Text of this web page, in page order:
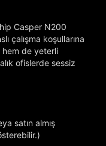
Casper N200
çalışma koşullarına
hem de yeterli
ofislerde sessiz
satın almış